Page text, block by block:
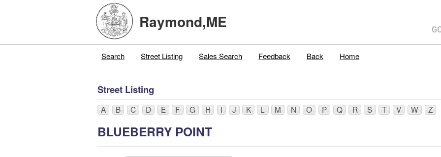
Raymond,ME
Search Street Listing Sales Search Feedback Back Home
Street Listing
A B C D E F G H I J K L M N O P Q R S T V W Z
BLUEBERRY POINT